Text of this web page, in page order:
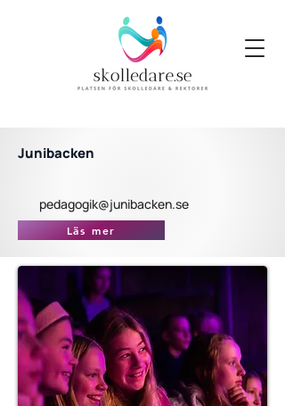
Junibacken
pedagogik@junibacken.se
Läs mer